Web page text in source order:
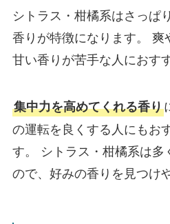
シトラス・柑橘系はさっぱ
香りが特徴になります。
甘い香りが苦手な人におす
集中力を高めてくれる香り
の運転を良くする人にもお
す。 シトラス・柑橘系は多
ので、好みの香りを見つけ